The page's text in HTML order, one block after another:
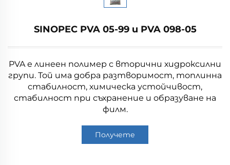
SINOPEC PVA 05-99 и PVA 098-05
PVA е линеен полимер с вторични хидроксилни
групи. Той има добра разтворимост, топлинна
стабилност, химическа устойчивост,
стабилност при съхранение и образуване на
филм.
Получете